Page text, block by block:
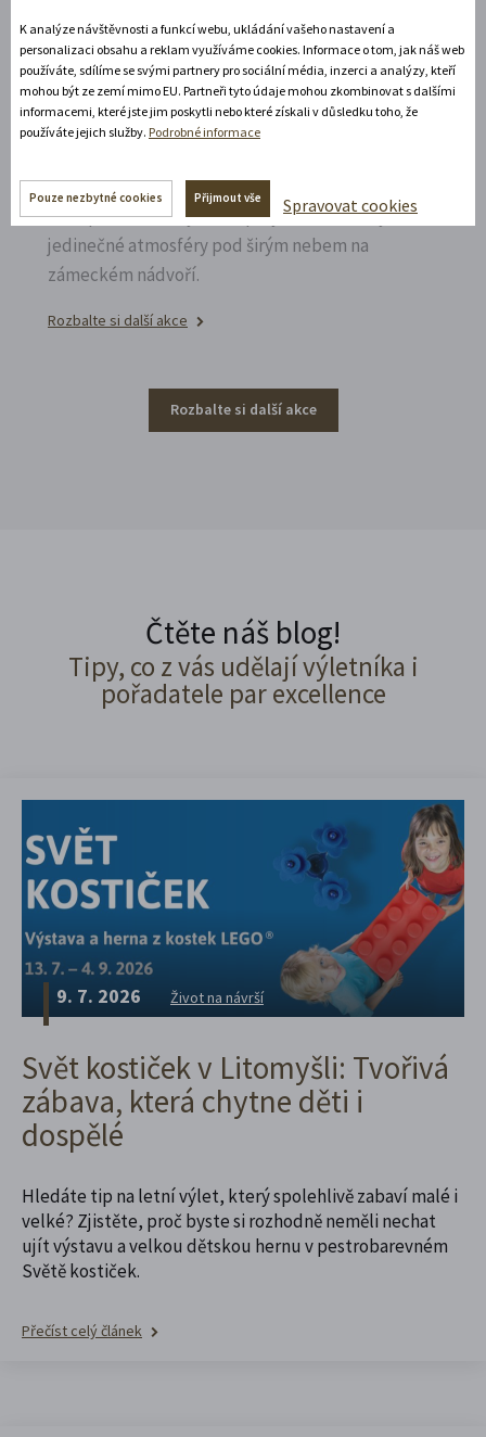
Rozbalte si další akce
15. 8. 2026
CHINASKI OPEN AIR 2026
Nezapomenutelný večer plný skvělé hudby a
jedinečné atmosféry pod širým nebem na
zámeckém nádvoří.
Rozbalte si další akce
Rozbalte si další akce
Čtěte náš blog!
Tipy, co z vás udělají výletníka i
pořadatele par excellence
9. 7. 2026 Život na návrší
Svět kostiček v Litomyšli: Tvořivá
zábava, která chytne děti i
dospělé
Hledáte tip na letní výlet, který spolehlivě zabaví malé i
velké? Zjistěte, proč byste si rozhodně neměli nechat
ujít výstavu a velkou dětskou hernu v pestrobarevném
Světě kostiček.
Přečíst celý článek
K analýze návštěvnosti a funkcí webu, ukládání vašeho nastavení a
personalizaci obsahu a reklam využíváme cookies. Informace o tom, jak náš web
používáte, sdílíme se svými partnery pro sociální média, inzerci a analýzy, kteří
mohou být ze zemí mimo EU. Partneři tyto údaje mohou zkombinovat s dalšími
informacemi, které jste jim poskytli nebo které získali v důsledku toho, že
používáte jejich služby. Podrobné informace
Pouze nezbytné cookies Přijmout vše Spravovat cookies